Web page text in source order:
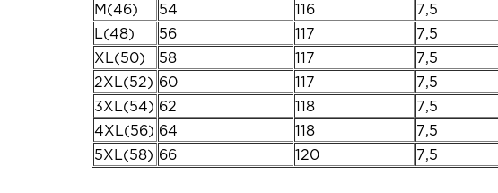
M(46)
54 116
7,5
L(48)
56 117
7,5
XL(50)
58 117
7,5
2XL(52) 60 117
7,5
3XL(54) 62 118
7,5
4XL(56) 64 118
7,5
5XL(58) 66 120 7,5